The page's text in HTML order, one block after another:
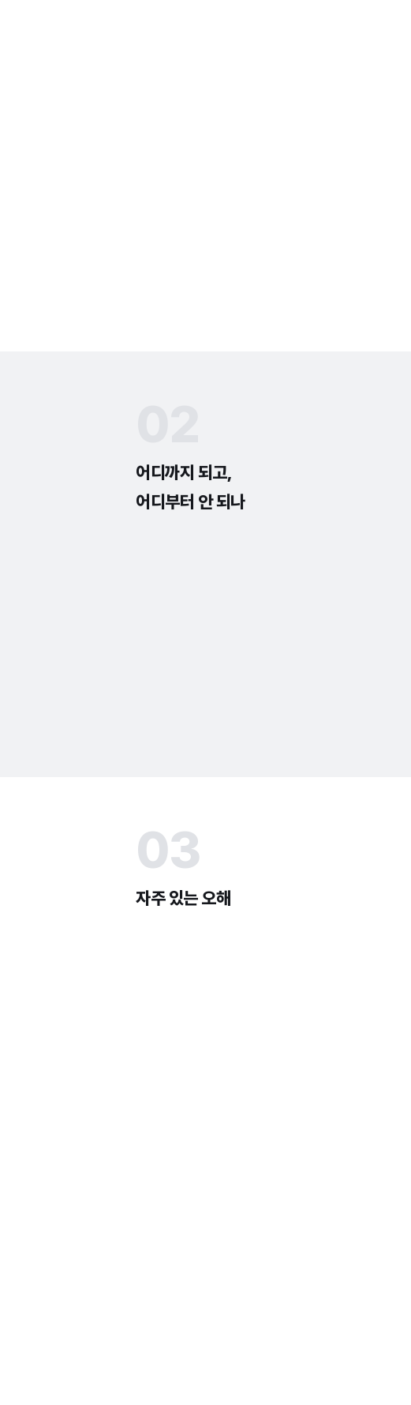
어디까지 되고,
어디부터 안 되나
03
자주 있는 오해